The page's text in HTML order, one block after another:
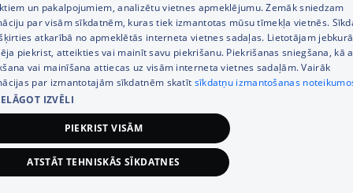
1 169,00€
Space Zoom. Saskatiet
neredzēto
RUSSIAN
ENGLISH
un pakalpojumiem, analizētu vietnes apmeklējumu. Zemāk sniedzam
par visām sīkdatnēm, kuras tiek izmantotas mūsu tīmekļa vietnēs.
atkarībā no apmeklētās interneta vietnes sadaļas. Lietotājam
piekrist, atteikties vai mainīt savu piekrišanu. Piekrišanas sniegšana, kā
vai mainīšana attiecas uz visām interneta vietnes sadaļām. Vairāk
par izmantotajām sīkdatnēm skatīt sīkdatņu izmantošanas
IZVĒLI
PIEKRIST VISĀM
ATSTĀT TEHNISKĀS SĪKDATNES